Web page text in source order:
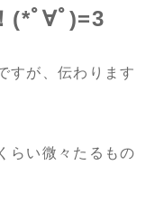
(*ﾟ∀ﾟ)=3
すが、伝わります
らい微々たるもの